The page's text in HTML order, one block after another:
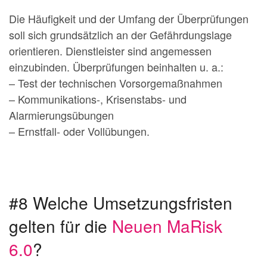
Die Häufigkeit und der Umfang der Überprüfungen
soll sich grundsätzlich an der Gefährdungslage
orientieren. Dienstleister sind angemessen
einzubinden. Überprüfungen beinhalten u. a.:
– Test der technischen Vorsorgemaßnahmen
– Kommunikations-, Krisenstabs- und
Alarmierungsübungen
– Ernstfall- oder Vollübungen.
#8 Welche Umsetzungsfristen
gelten für die Neuen MaRisk
6.0?